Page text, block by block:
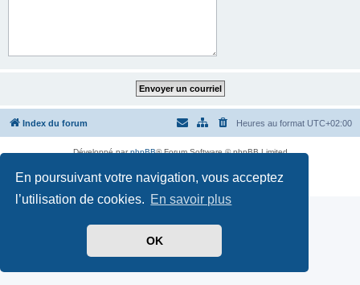
En poursuivant votre navigation, vous acceptez
l’utilisation de cookies. En savoir plus
OK
Index du forum Heures au format UTC+02:00
Développé parphpBB® Forum Software © phpBB Limited
Confidentialité| Conditions